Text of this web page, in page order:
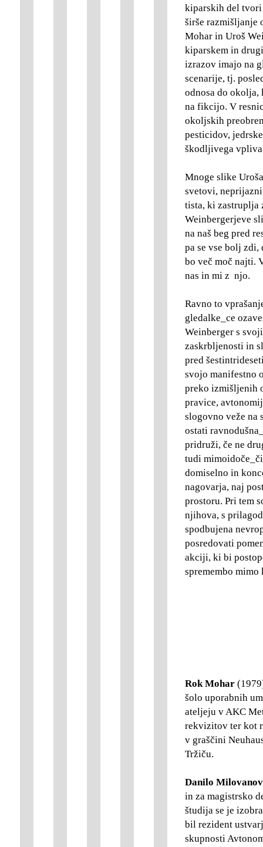
kiparskih del tvori
širše razmišljanje
Mohar in Uroš
kiparskem in
izrazov imajo na
scenarije, tj.
odnosa do okolja,
na fikcijo. V
okoljskih
pesticidov,
škodljivega
Mnoge slike
svetovi,
tista, ki zastruplja
Weinbergerjeve
na naš beg pred
pa se vse bolj zdi,
bo več moč najti.
nas in mi z njo.
Ravno to
gledalke_ce
Weinberger s
zaskrbljenosti in
pred
svojo manifestno
preko izmišljenih
pravice,
slogovno veže na
ostati
pridruži, če ne
tudi
domiselno in
nagovarja, naj
prostoru. Pri tem
njihova, s
spodbujena
posredovati
akciji, ki bi
spremembo
Rok Mohar
šolo uporabnih
ateljeju v AKC
rekvizitov ter kot
v graščini
Tržiču.
Danilo
in za magistrsko
študija se je
bil rezident
skupnosti